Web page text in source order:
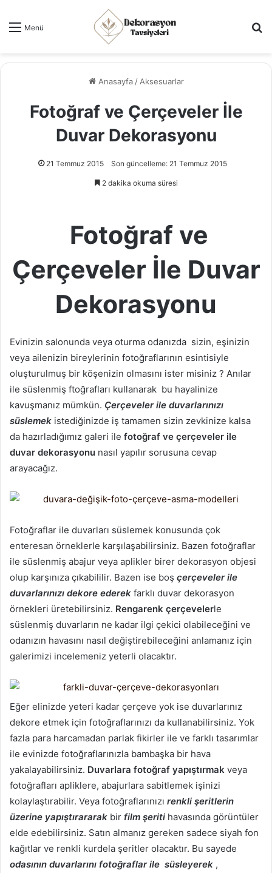
Menü
Anasayfa / Aksesuarlar
Fotoğraf ve Çerçeveler İle
Duvar Dekorasyonu
21 Temmuz 2015 Son güncelleme: 21 Temmuz 2015
2 dakika okuma süresi
Fotoğraf ve
Çerçeveler İle Duvar
Dekorasyonu
Evinizin salonunda veya oturma odanızda sizin, eşinizin
veya ailenizin bireylerinin fotoğraflarının esintisiyle
oluşturulmuş bir köşenizin olmasını ister misiniz ? Anılar
ile süslenmiş ftoğrafları kullanarak bu hayalinize
kavuşmanız mümkün. Çerçeveler ile duvarlarınızı
süslemek istediğinizde iş tamamen sizin zevkinize kalsa
da hazırladığımız galeri ile fotoğraf ve çerçeveler ile
duvar dekorasyonu nasıl yapılır sorusuna cevap
arayacağız.
Fotoğraflar ile duvarları süslemek konusunda çok
enteresan örneklerle karşılaşabilirsiniz. Bazen fotoğraflar
ile süslenmiş abajur veya aplikler birer dekorasyon objesi
olup karşınıza çıkabililir. Bazen ise boş çerçeveler ile
duvarlarınızı dekore ederek farklı duvar dekorasyon
örnekleri üretebilirsiniz. Rengarenk çerçevelerle
süslenmiş duvarların ne kadar ilgi çekici olabileceğini ve
odanızın havasını nasıl değiştirebileceğini anlamanız için
galerimizi incelemeniz yeterli olacaktır.
Eğer elinizde yeteri kadar çerçeve yok ise duvarlarınız
dekore etmek için fotoğraflarınızı da kullanabilirsiniz. Yok
fazla para harcamadan parlak fikirler ile ve farklı tasarımlar
ile evinizde fotoğraflarınızla bambaşka bir hava
yakalayabilirsiniz. Duvarlara fotoğraf yapıştırmak veya
fotoğrafları apliklere, abajurlara sabitlemek işinizi
kolaylaştırabilir. Veya fotoğraflarınızı renkli şeritlerin
üzerine yapıştırararak bir film şeriti havasında görüntüler
elde edebilirsiniz. Satın almanız gereken sadece siyah fon
kağıtlar ve renkli kurdela şeritler olacaktır. Bu sayede
odasının duvarlarını fotoğraflar ile süsleyerek ,